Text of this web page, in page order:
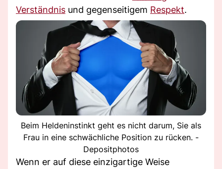
Verständnis und gegenseitigem Respekt.
Beim Heldeninstinkt geht es nicht darum, Sie als
Frau in eine schwächliche Position zu rücken. -
Depositphotos
Wenn er auf diese einzigartige Weise